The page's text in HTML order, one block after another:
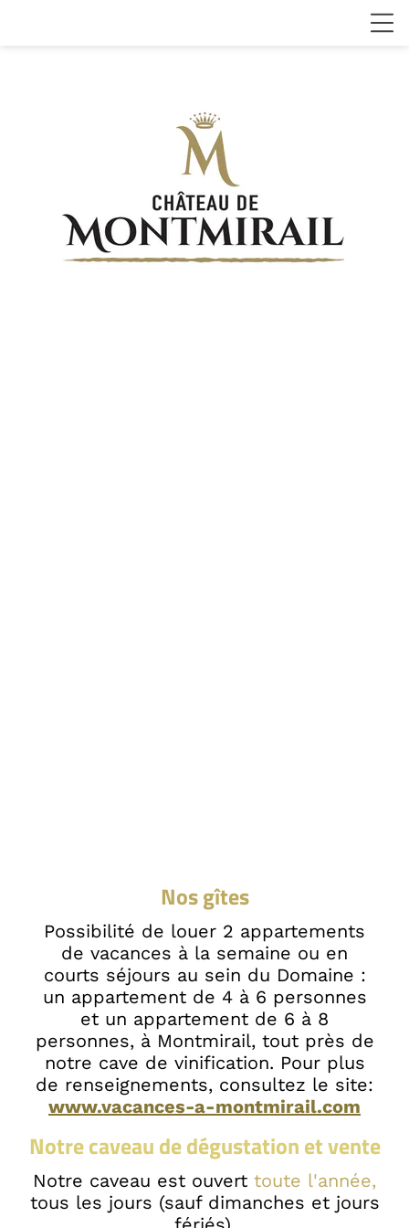
Nos gîtes
Possibilité de louer 2 appartements
de vacances à la semaine ou en
courts séjours au sein du Domaine :
un appartement de 4 à 6 personnes
et un appartement de 6 à 8
personnes, à Montmirail, tout près de
notre cave de vinification. Pour plus
de renseignements, consultez le site:
www.vacances-a-montmirail.com
Notre caveau de dégustation et vente
Notre caveau est ouvert toute l'année,
tous les jours (sauf dimanches et jours